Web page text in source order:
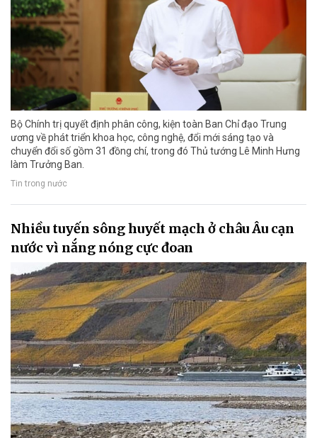
Bộ Chính trị quyết định phân công, kiện toàn Ban Chỉ đạo Trung
ương về phát triển khoa học, công nghệ, đổi mới sáng tạo và
chuyển đổi số gồm 31 đồng chí, trong đó Thủ tướng Lê Minh Hưng
làm Trưởng Ban.
Tin trong nước
Nhiều tuyến sông huyết mạch ở châu Âu cạn
nước vì nắng nóng cực đoan